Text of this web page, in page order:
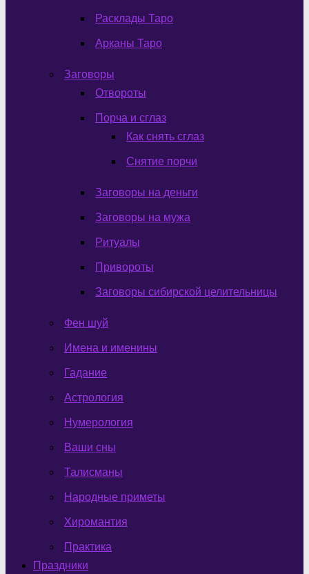
Расклады Таро
Арканы Таро
Заговоры
Отвороты
Порча и сглаз
Как снять сглаз
Снятие порчи
Заговоры на деньги
Заговоры на мужа
Ритуалы
Привороты
Заговоры сибирской целительницы
Фен шуй
Имена и именины
Гадание
Астрология
Нумерология
Ваши сны
Талисманы
Народные приметы
Хиромантия
Практика
Праздники